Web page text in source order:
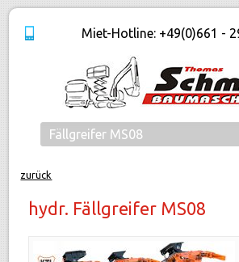
Miet-Hotline: +49(0)661 -
zurück
hydr. Fällgreifer MS08